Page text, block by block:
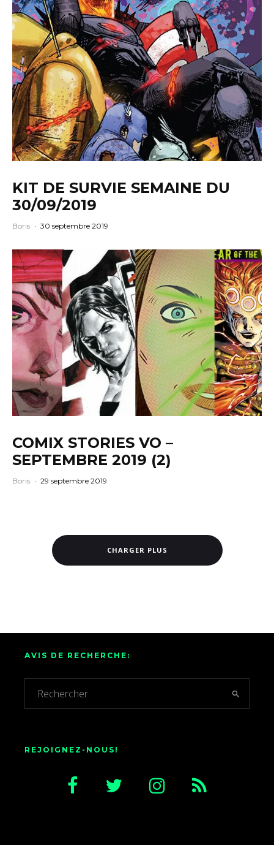
KIT DE SURVIE SEMAINE DU
30/09/2019
Boris · 30 septembre 2019
COMIX STORIES VO –
SEPTEMBRE 2019 (2)
Boris · 29 septembre 2019
CHARGER PLUS
AVIS DE RECHERCHE:
REJOIGNEZ-NOUS!